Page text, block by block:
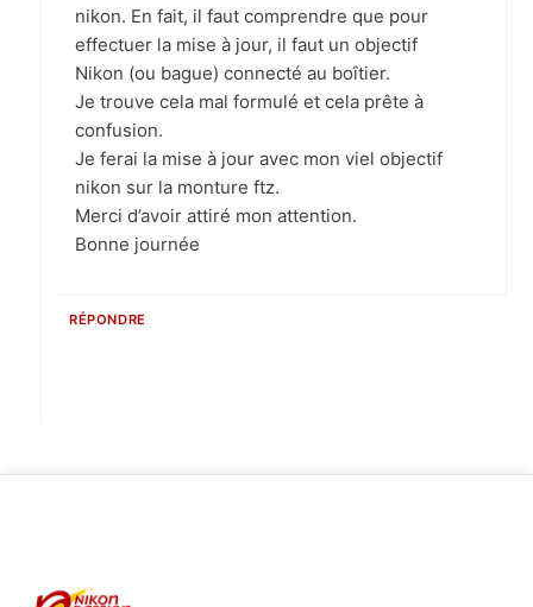
nikon. En fait, il faut comprendre que pour
effectuer la mise à jour, il faut un objectif
Nikon (ou bague) connecté au boîtier.
Je trouve cela mal formulé et cela prête à
confusion.
Je ferai la mise à jour avec mon viel objectif
nikon sur la monture ftz.
Merci d’avoir attiré mon attention.
Bonne journée
RÉPONDRE